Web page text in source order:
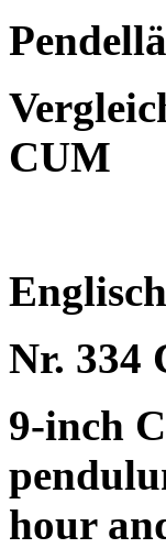
CUM
Nr. 334
9-inch
hour